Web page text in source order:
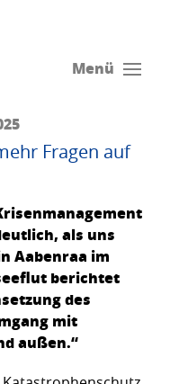
Menü
Fragen auf
als uns
Aabenraa im
berichtet
des
mit
außen.“